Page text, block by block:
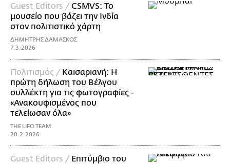
Guest Editors /CSMVS: Το
μουσείο που βάζει την Ινδία
στον πολιτιστικό χάρτη
ΔΗΜΗΤΡΗΣ ΔΑΜΑΣΚΟΣ
7.3.2026
Πολιτισμός / Καισαριανή: Η
πρώτη δήλωση του Βέλγου
συλλέκτη για τις φωτογραφίες -
«Ανακουφισμένος που
τελείωσαν όλα»
THE LIFO TEAM
20.2.2026
Guest Editors / Επιτύμβιο του